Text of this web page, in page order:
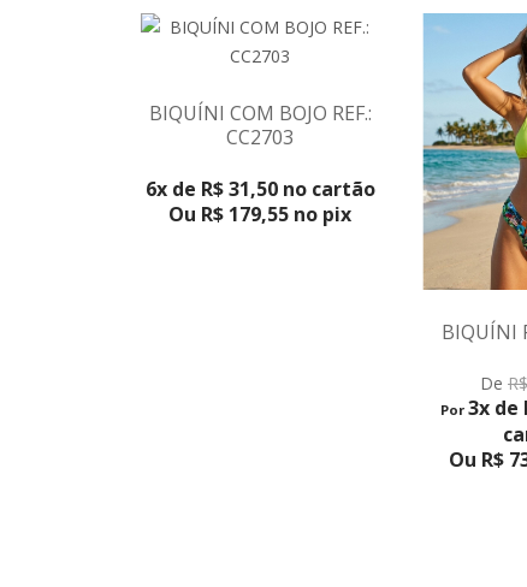
BIQUÍNI COM BOJO REF.:
CC2703
6x de R$ 31,50 no cartão
Ou R$ 179,55 no pix
VER PRODUTO
BIQUÍNI
De
Por 3x de
Ou R$